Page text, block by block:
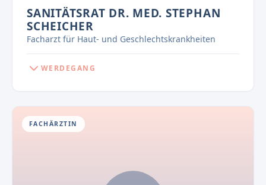
SANITÄTSRAT DR. MED. STEPHAN
SCHEICHER
Facharzt für Haut- und Geschlechtskrankheiten
WERDEGANG
FACHÄRZTIN